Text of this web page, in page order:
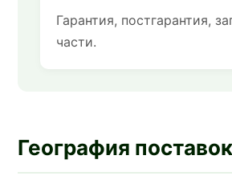
Гарантия, постгарантия,
части.
География поставок